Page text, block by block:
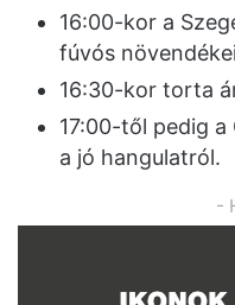
16:00-kor a
fúvós
16:30-kor torta
17:00-től pedig
a jó hangulatról.
-